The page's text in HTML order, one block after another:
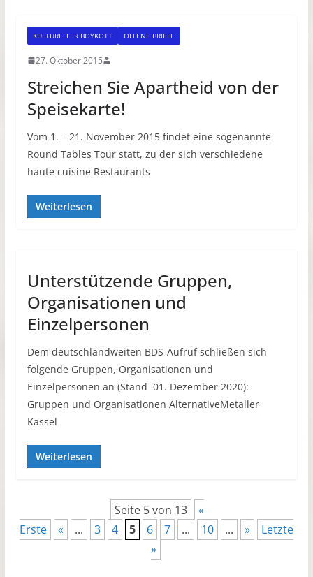
KULTURELLER BOYKOTT OFFENE BRIEFE
27. Oktober 2015
Streichen Sie Apartheid von der
Speisekarte!
Vom 1. – 21. November 2015 findet eine sogenannte
Round Tables Tour statt, zu der sich verschiedene
haute cuisine Restaurants
Weiterlesen
Unterstützende Gruppen,
Organisationen und
Einzelpersonen
Dem deutschlandweiten BDS-Aufruf schließen sich
folgende Gruppen, Organisationen und
Einzelpersonen an (Stand 01. Dezember 2020):
Gruppen und Organisationen AlternativeMetaller
Kassel
Weiterlesen
Seite 5 von 13
«
Erste
« ... 3 4 5 6 7 ... 10 ... »
Letzte
»